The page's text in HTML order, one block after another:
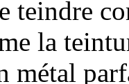
teindre
la
métal